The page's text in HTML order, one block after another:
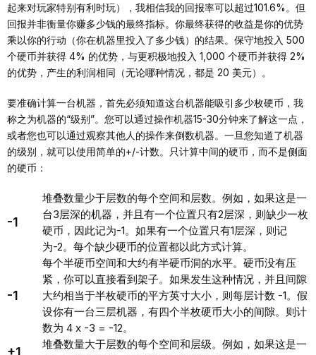
起来对玩家特别有利时玩），我相信我的回报率可以超过101.6%。但
回报并非衡量你赚多少钱的最终指标。你最终获得的收益是你的优势
乘以你的行动（你在机器里投入了多少钱）的结果。保守地投入 500
个硬币并获得 4% 的优势，与更积极地投入 1,000 个硬币并获得 2%
的优势，产生的利润相同（无论哪种情况，都是 20 美元）。
要准确计算一台机器，首先必须知道这台机器能吸引多少枚硬币，我
称之为机器的“级别”。您可以通过操作机器15-30分钟来了解这一点，
或者您也可以通过观察其他人的操作来倒数机器。一旦您知道了机器
的级别，就可以使用简单的+/-计数。只计算中间的硬币，而不是侧面
的硬币：
-1
堆叠数量少于层数的每个空间和层数。例如，如果这是一
台3层深的机器，并且有一个位置只有2层深，则缺少一枚
硬币，因此记为-1。如果有一个位置只有1层深，则记
为-2。每个缺少硬币的位置都以此方式计算。
-1
每个半硬币空间和大约有半硬币洞的水平。硬币没有压
紧，你可以直接看到架子。如果发生这种情况，并且间隙
大约相当于半枚硬币的平方英寸大小，则每层计数 -1。假
设你有一台三层机器，有四个半枚硬币大小的间隙。则计
数为 4 x -3 = -12。
+1
堆叠数量大于层数的每个空间和层级。例如，如果这是一